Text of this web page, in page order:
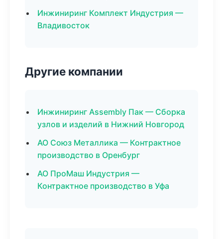
Инжиниринг Комплект Индустрия —
Владивосток
Другие компании
Инжиниринг Assembly Пак — Сборка
узлов и изделий в Нижний Новгород
АО Союз Металлика — Контрактное
производство в Оренбург
АО ПроМаш Индустрия —
Контрактное производство в Уфа